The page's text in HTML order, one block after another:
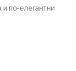
и по-елегантни